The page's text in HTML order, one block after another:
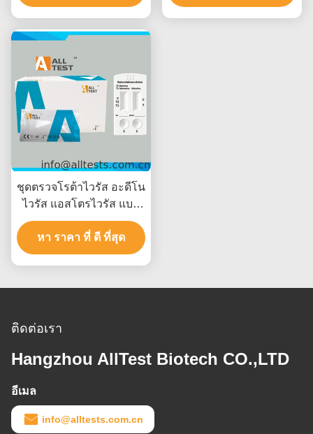
ด้วยผลผลเร็วใน 15 นาที
ตีความทางสายตาง่าย
ด้วยความแม่นยําสูงและ
ชุดตรวจโรต้าไวรัส อะดีโน
ไวรัส แอสโตรไวรัส แบบ
รวดเร็ว อ่านผลใน 15 นาที
ได้รับการรับรอง CE และมี
ความแม่นยำสูง
หา ราคา ที่ ดี ที่สุด
ติดต่อเรา
Hangzhou AllTest Biotech CO.,LTD
อีเมล
info@alltests.com.cn